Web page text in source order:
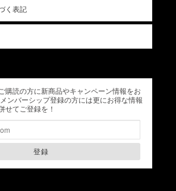
く表記
購読の方に新商品やキャンペーン情報をお
ンバーシップ登録の方には更にお得な情報
せてご登録を！
登録